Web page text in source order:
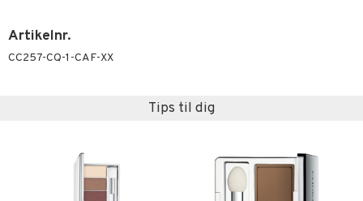
Artikelnr.
CC257-CQ-1-CAF-XX
Tips til dig